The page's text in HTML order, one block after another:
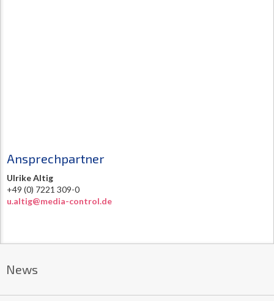
Ansprechpartner
Ulrike Altig
+49 (0) 7221 309-0
u.altig@media-control.de
News